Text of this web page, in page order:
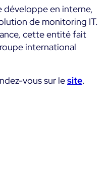
développe en interne,
de monitoring IT.
cette entité fait
international
vous sur lesite.